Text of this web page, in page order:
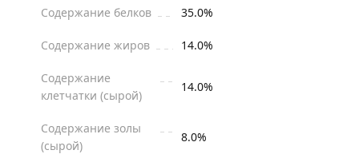
Содержание белков 35.0%
Содержание жиров 14.0%
Содержание
клетчатки (сырой)
14.0%
Содержание золы
(сырой)
8.0%